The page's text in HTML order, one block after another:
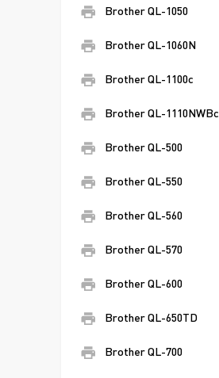
Brother QL-1050
Brother QL-1060N
Brother QL-1100c
Brother QL-1110NWBc
Brother QL-500
Brother QL-550
Brother QL-560
Brother QL-570
Brother QL-600
Brother QL-650TD
Brother QL-700